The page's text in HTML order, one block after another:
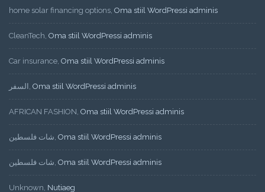
home solar financing options, Oma stiil WordPressi adminis
CleanTech, Oma stiil WordPressi adminis
Car insurance, Oma stiil WordPressi adminis
السفر , Oma stiil WordPressi adminis
AFRICAN FASHION, Oma stiil WordPressi adminis
شات فلسطين, Oma stiil WordPressi adminis
شات فلسطين, Oma stiil WordPressi adminis
Unknown, Nutiaeg